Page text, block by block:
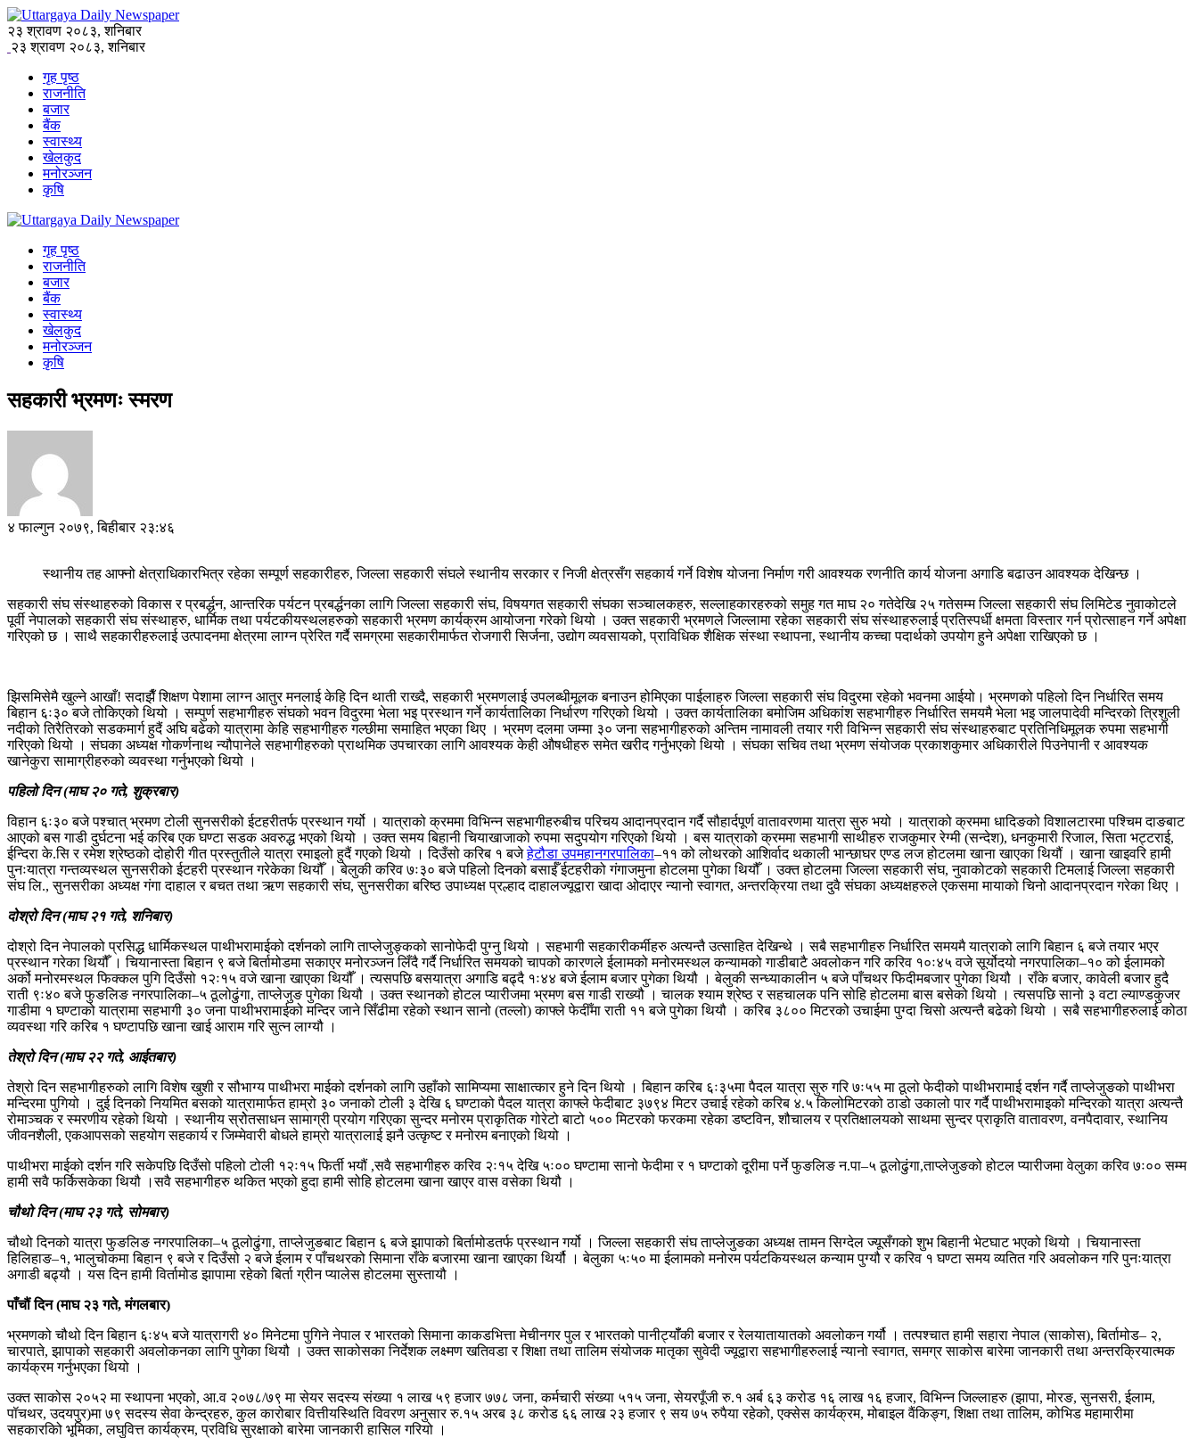
२३ श्रावण २०८३, शनिबार
२३ श्रावण २०८३, शनिबार
गृह पृष्ठ
राजनीति
बजार
बैंक
स्वास्थ्य
खेलकुद
मनोरञ्जन
कृषि
गृह पृष्ठ
राजनीति
बजार
बैंक
स्वास्थ्य
खेलकुद
मनोरञ्जन
कृषि
सहकारी भ्रमणः स्मरण
४ फाल्गुन २०७९, बिहीबार २३:४६
स्थानीय तह आफ्नो क्षेत्राधिकारभित्र रहेका सम्पूर्ण सहकारीहरु, जिल्ला सहकारी संघले स्थानीय सरकार र निजी क्षेत्रसँग सहकार्य गर्ने विशेष योजना निर्माण गरी आवश्यक रणनीति कार्य योजना अगाडि बढाउन आवश्यक देखिन्छ ।
सहकारी संघ संस्थाहरुको विकास र प्रबर्द्धन, आन्तरिक पर्यटन प्रबर्द्धनका लागि जिल्ला सहकारी संघ, विषयगत सहकारी संघका सञ्चालकहरु, सल्लाहकारहरुको समुह गत माघ २० गतेदेखि २५ गतेसम्म जिल्ला सहकारी संघ लिमिटेड नुवाकोटले
पूर्वी नेपालको सहकारी संघ संस्थाहरु, धार्मिक तथा पर्यटकीयस्थलहरुको सहकारी भ्रमण कार्यक्रम आयोजना गरेको थियो । उक्त सहकारी भ्रमणले जिल्लामा रहेका सहकारी संघ संस्थाहरुलाई प्रतिस्पर्धी क्षमता विस्तार गर्न प्रोत्साहन गर्ने अपेक्षा
गरिएको छ । साथै सहकारीहरुलाई उत्पादनमा क्षेत्रमा लाग्न प्रेरित गर्दै समग्रमा सहकारीमार्फत रोजगारी सिर्जना, उद्योग व्यवसायको, प्राविधिक शैक्षिक संस्था स्थापना, स्थानीय कच्चा पदार्थको उपयोग हुने अपेक्षा राखिएको छ ।
झिसमिसेमै खुल्ने आखाँ! सदाझैँ शिक्षण पेशामा लाग्न आतुर मनलाई केहि दिन थाती राख्दै, सहकारी भ्रमणलाई उपलब्धीमूलक बनाउन होमिएका पाईलाहरु जिल्ला सहकारी संघ विदुरमा रहेको भवनमा आईयो। भ्रमणको पहिलो दिन निर्धारित समय
बिहान ६ः३० बजे तोकिएको थियो । सम्पुर्ण सहभागीहरु संघको भवन विदुरमा भेला भइ प्रस्थान गर्ने कार्यतालिका निर्धारण गरिएको थियो । उक्त कार्यतालिका बमोजिम अधिकांश सहभागीहरु निर्धारित समयमै भेला भइ जालपादेवी मन्दिरको त्रिशुली
नदीको तिरैतिरको सडकमार्ग हुदैं अघि बढेको यात्रामा केहि सहभागीहरु गल्छीमा समाहित भएका थिए । भ्रमण दलमा जम्मा ३० जना सहभागीहरुको अन्तिम नामावली तयार गरी विभिन्न सहकारी संघ संस्थाहरुबाट प्रतिनिधिमूलक रुपमा सहभागी
गरिएको थियो । संघका अध्यक्ष गोकर्णनाथ न्यौपानेले सहभागीहरुको प्राथमिक उपचारका लागि आवश्यक केही औषधीहरु समेत खरीद गर्नुभएको थियो । संघका सचिव तथा भ्रमण संयोजक प्रकाशकुमार अधिकारीले पिउनेपानी र आवश्यक
खानेकुरा सामाग्रीहरुको व्यवस्था गर्नुभएको थियो ।
पहिलो दिन (माघ २० गते, शुक्रबार)
विहान ६ः३० बजे पश्चात् भ्रमण टोली सुनसरीको ईटहरीतर्फ प्रस्थान गर्यो । यात्राको क्रममा विभिन्न सहभागीहरुबीच परिचय आदानप्रदान गर्दै सौहार्दपूर्ण वातावरणमा यात्रा सुरु भयो । यात्राको क्रममा धादिङको विशालटारमा पश्चिम दाङबाट
आएको बस गाडी दुर्घटना भई करिब एक घण्टा सडक अवरुद्ध भएको थियो । उक्त समय बिहानी चियाखाजाको रुपमा सदुपयोग गरिएको थियो । बस यात्राको क्रममा सहभागी साथीहरु राजकुमार रेग्मी (सन्देश), धनकुमारी रिजाल, सिता भट्टराई,
ईन्दिरा के.सि र रमेश श्रेष्ठको दोहोरी गीत प्रस्तुतीले यात्रा रमाइलो हुदैं गएको थियो । दिउँसो करिब १ बजेहेटौडा उपमहानगरपालिका–११ को लोथरको आशिर्वाद थकाली भान्छाघर एण्ड लज होटलमा खाना खाएका थियौं । खाना खाइवरि हामी
पुनःयात्रा गन्तव्यस्थल सुनसरीको ईटहरी प्रस्थान गरेकेका थियौँ । बेलुकी करिव ७ः३० बजे पहिलो दिनको बसाईँ ईटहरीको गंगाजमुना होटलमा पुगेका थियौँ । उक्त होटलमा जिल्ला सहकारी संघ, नुवाकोटको सहकारी टिमलाई जिल्ला सहकारी
संघ लि., सुनसरीका अध्यक्ष गंगा दाहाल र बचत तथा ऋण सहकारी संघ, सुनसरीका बरिष्ठ उपाध्यक्ष प्रल्हाद दाहालज्यूद्वारा खादा ओदाएर न्यानो स्वागत, अन्तरक्रिया तथा दुवै संघका अध्यक्षहरुले एकसमा मायाको चिनो आदानप्रदान गरेका थिए ।
दोश्रो दिन (माघ २१ गते, शनिबार)
दोश्रो दिन नेपालको प्रसिद्ध धार्मिकस्थल पाथीभरामाईको दर्शनको लागि ताप्लेजुङ्कको सानोफेदी पुग्नु थियो । सहभागी सहकारीकर्मीहरु अत्यन्तै उत्साहित देखिन्थे । सबै सहभागीहरु निर्धारित समयमै यात्राको लागि बिहान ६ बजे तयार भएर
प्रस्थान गरेका थियौँ । चियानास्ता बिहान ९ बजे बिर्तामोडमा सकाएर मनोरञ्जन लिँदै गर्दै निर्धारित समयको चापको कारणले ईलामको मनोरमस्थल कन्यामको गाडीबाटै अवलोकन गरि करिव १०ः४५ वजे सूर्योदयो नगरपालिका–१० को ईलामको
अर्को मनोरमस्थल फिक्कल पुगि दिउँसो १२ः१५ वजे खाना खाएका थियौँ । त्यसपछि बसयात्रा अगाडि बढ्दै १ः४४ बजे ईलाम बजार पुगेका थियौ । बेलुकी सन्ध्याकालीन ५ बजे पाँचथर फिदीमबजार पुगेका थियौ । राँके बजार, कावेली बजार हुदै
राती ९ः४० बजे फुङलिङ नगरपालिका–५ ठूलोढुंगा, ताप्लेजुङ पुगेका थियौ । उक्त स्थानको होटल प्यारीजमा भ्रमण बस गाडी राख्यौ । चालक श्याम श्रेष्ठ र सहचालक पनि सोहि होटलमा बास बसेको थियो । त्यसपछि सानो ३ वटा ल्याण्डकुजर
गाडीमा १ घण्टाको यात्रामा सहभागी ३० जना पाथीभरामाईको मन्दिर जाने सिँढीमा रहेको स्थान सानो (तल्लो) काफ्ले फेदीँमा राती ११ बजे पुगेका थियौ । करिब ३८०० मिटरको उचाईमा पुग्दा चिसो अत्यन्तै बढेको थियो । सबै सहभागीहरुलाई कोठा
व्यवस्था गरि करिब १ घण्टापछि खाना खाई आराम गरि सुत्न लाग्यौ ।
तेश्रो दिन (माघ २२ गते, आईतबार)
तेश्रो दिन सहभागीहरुको लागि विशेष खुशी र सौभाग्य पाथीभरा माईको दर्शनको लागि उहाँको सामिप्यमा साक्षात्कार हुने दिन थियो । बिहान करिब ६ः३५मा पैदल यात्रा सुरु गरि ७ः५५ मा ठूलो फेदीको पाथीभरामाई दर्शन गर्दै ताप्लेजुङको पाथीभरा
मन्दिरमा पुगियो । दुई दिनको नियमित बसको यात्रामार्फत हाम्रो ३० जनाको टोली ३ देखि ६ घण्टाको पैदल यात्रा काफ्ले फेदीबाट ३७९४ मिटर उचाई रहेको करिब ४.५ किलोमिटरको ठाडो उकालो पार गर्दै पाथीभरामाइको मन्दिरको यात्रा अत्यन्तै
रोमाञ्चक र स्मरणीय रहेको थियो । स्थानीय स्रोेतसाधन सामाग्री प्रयोग गरिएका सुन्दर मनोरम प्राकृतिक गोरेटो बाटो ५०० मिटरको फरकमा रहेका डष्टविन, शौचालय र प्रतिक्षालयको साथमा सुन्दर प्राकृति वातावरण, वनपैदावार, स्थानिय
जीवनशैली, एकआपसको सहयोग सहकार्य र जिम्मेवारी बोधले हाम्रो यात्रालाई झनै उत्कृष्ट र मनोरम बनाएको थियो ।
पाथीभरा माईको दर्शन गरि सकेपछि दिउँसो पहिलो टोली १२ः१५ फिर्ती भयौं ,सवै सहभागीहरु करिव २ः१५ देखि ५ः०० घण्टामा सानो फेदीमा र १ घण्टाको दूरीमा पर्ने फुङलिङ न.पा–५ ठूलोढुंगा,ताप्लेजुङको होटल प्यारीजमा वेलुका करिव ७ः०० सम्म
हामी सवै फर्किसकेका थियौ ।सवै सहभागीहरु थकित भएको हुदा हामी सोहि होटलमा खाना खाएर वास वसेका थियौ ।
चौथो दिन (माघ २३ गते, सोमबार)
चौथो दिनको यात्रा फुङलिङ नगरपालिका–५ ठूलोढुंगा, ताप्लेजुङबाट बिहान ६ बजे झापाको बिर्तामोडतर्फ प्रस्थान गर्यो । जिल्ला सहकारी संघ ताप्लेजुङका अध्यक्ष तामन सिग्देल ज्यूसँगको शुभ बिहानी भेटघाट भएको थियो । चियानास्ता
हिलिहाङ–१, भालुचोकमा बिहान ९ बजे र दिउँसो २ बजे ईलाम र पाँचथरको सिमाना राँके बजारमा खाना खाएका थिर्यौ । बेलुका ५ः५० मा ईलामको मनोरम पर्यटकियस्थल कन्याम पुग्यौ र करिव १ घण्टा समय व्यतित गरि अवलोकन गरि पुनःयात्रा
अगाडी बढ्यौ । यस दिन हामी विर्तामोड झापामा रहेको बिर्ता ग्रीन प्यालेस होटलमा सुस्तायौ ।
पाँचौं दिन (माघ २३ गते, मंगलबार)
भ्रमणको चौथो दिन बिहान ६ः४५ बजे यात्रागरी ४० मिनेटमा पुगिने नेपाल र भारतको सिमाना काकडभित्ता मेचीनगर पुल र भारतको पानीट्यॉँकी बजार र रेलयातायातको अवलोकन गर्यौ । तत्पश्चात हामी सहारा नेपाल (साकोस), बिर्तामोड– २,
चारपाते, झापाको सहकारी अवलोकनका लागि पुगेका थियौ । उक्त साकोसका निर्देशक लक्ष्मण खतिवडा र शिक्षा तथा तालिम संयोजक मातृका सुवेदी ज्यूद्वारा सहभागीहरुलाई न्यानो स्वागत, समग्र साकोस बारेमा जानकारी तथा अन्तरक्रियात्मक
कार्यक्रम गर्नुभएका थियो ।
उक्त साकोस २०५२ मा स्थापना भएको, आ.व २०७८/७९ मा सेयर सदस्य संख्या १ लाख ५९ हजार ७७८ जना, कर्मचारी संख्या ५१५ जना, सेयरपूँजी रु.१ अर्ब ६३ करोड १६ लाख १६ हजार, विभिन्न जिल्लाहरु (झापा, मोरङ, सुनसरी, ईलाम,
पॉचथर, उदयपुर)मा ७९ सदस्य सेवा केन्द्रहरु, कुल कारोबार वित्तीयस्थिति विवरण अनुसार रु.१५ अरब ३८ करोड ६६ लाख २३ हजार ९ सय ७५ रुपैया रहेको, एक्सेस कार्यक्रम, मोबाइल वैंकिङ्ग, शिक्षा तथा तालिम, कोभिड महामारीमा
सहकारकिो भूमिका, लघुवित्त कार्यक्रम, प्रविधि सुरक्षाको बारेमा जानकारी हासिल गरियो ।